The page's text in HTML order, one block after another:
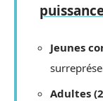
Jeunes
Adultes